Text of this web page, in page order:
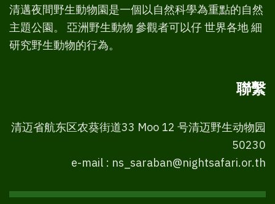
清邁夜間野生動物園是一個以自然科學為重點的自然
主題公園。 亞洲野生動物 參觀者可以仔 世界各地 細
研究野生動物的行為。
聯繫
清迈省航东区农葵街道33 Moo 12 号清迈野生动物园
50230
e-mail : ns_saraban@nightsafari.or.th